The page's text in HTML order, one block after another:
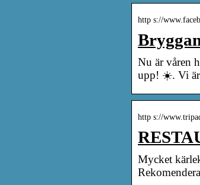
http s://
Nu är våren
upp! ☀️. Vi
http s://
Mycket